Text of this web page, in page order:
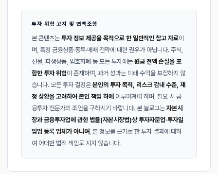
투자 위험 고지 및 면책조항
본 콘텐츠는 투자 정보 제공을 목적으로 한 일반적인 참고 자료이
며, 특정 금융상품·종목·매매 전략에 대한 권유가 아닙니다. 주식,
선물, 파생상품, 암호화폐 등 모든 투자에는 원금 전액 손실을 포
함한 투자 위험이 존재하며, 과거 성과는 미래 수익을 보장하지 않
습니다. 모든 투자 결정은본인의 투자 목적, 리스크 감내 수준, 재
정 상황을 고려하여 본인 책임 하에 이루어져야 하며, 필요 시 금
융투자 전문가의 조언을 구하시기 바랍니다. 본 블로그는 자본시
장과 금융투자업에 관한 법률(자본시장법)상 투자자문업·투자일
임업 등록 업체가 아니며 , 본 정보를 근거로 한 투자 결과에 대하
여 어떠한 법적 책임도 지지 않습니다.